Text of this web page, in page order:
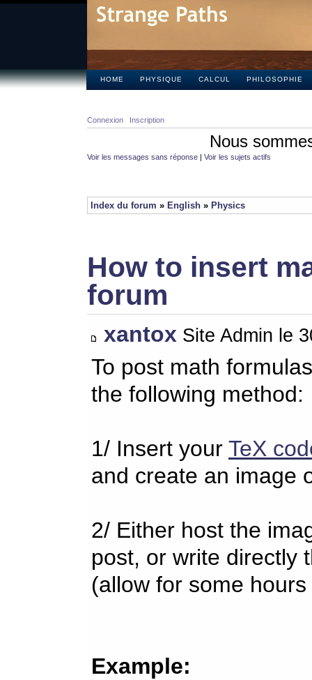
HOME PHYSIQUE CALCUL PHILOSOPHIE
Connexion Inscription
Nous
Voir les messages sans réponse | Voir les sujets actifs
Index du forum » English » Physics
How to insert
forum
xantox Site Admin le
To post math
the following method:
1/ Insert your TeX
and create an image
2/ Either host the
post, or write directly
(allow for some
Example: